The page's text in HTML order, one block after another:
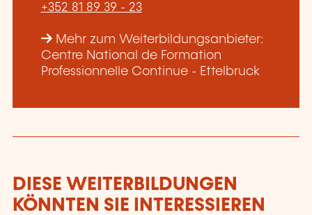
+352 81 89 39 - 23
Mehr zum Weiterbildungsanbieter:
Centre National de Formation
Professionnelle Continue - Ettelbruck
DIESE WEITERBILDUNGEN
KÖNNTEN SIE INTERESSIEREN